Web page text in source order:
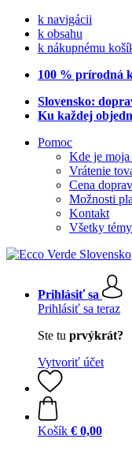
k navigácii
k obsahu
k nákupnému
100 % prírodná
Slovensko:
Ku každej
Pomoc
Kde je
Vrátenie
Cena
Možnosti
Kontakt
Všetky
Prihlásiť sa
Prihlásiť sa teraz
Ste tu prvýkrát?
Vytvoriť účet
Košík € 0,00